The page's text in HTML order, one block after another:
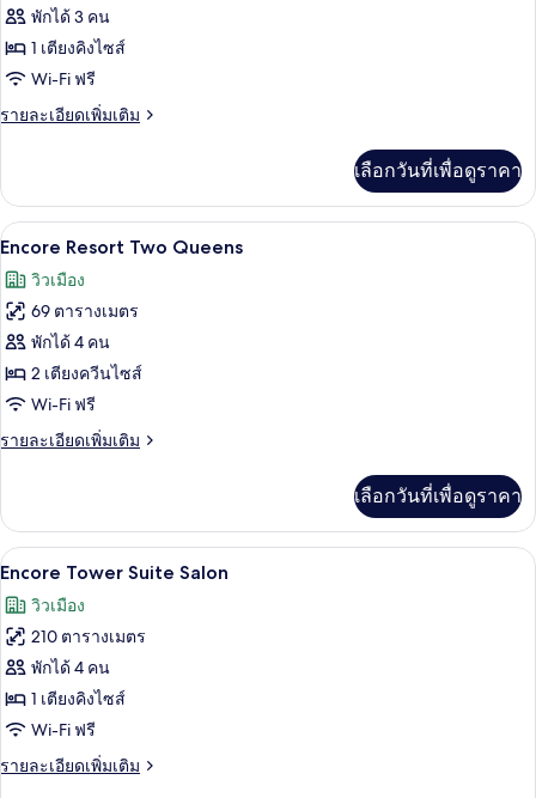
ของ
Encore
Panoramic
King
พักได้ 3 คน
1 เตียงคิงไซส์
Wi-Fi ฟรี
รายละเอียดเพิ่มเติม
ราย
เกี่ยว
กับ
Encore
View
King
เลือกวันที่เพื่อดูราคา
เปิด
ภาพถ่าย
ทั้งหมด
ของ
Encore
Resort
Queens
เครื่องนอนระดับพรีเมียม, เตียงพร้อม
5
Encore Resort Two Queens
วิวเมือง
69 ตารางเมตร
พักได้ 4 คน
2 เตียงควีนไซส์
Wi-Fi ฟรี
รายละเอียดเพิ่มเติม
ราย
เกี่ยว
กับ
Encore
Two
Queens
เลือกวันที่เพื่อดูราคา
เปิด
ภาพถ่าย
ทั้งหมด
ของ
Encore
Tower
Salon
เครื่องนอนระดับพรีเมียม, เตียงพร้อม
4
Encore Tower Suite Salon
วิวเมือง
210 ตารางเมตร
พักได้ 4 คน
1 เตียงคิงไซส์
Wi-Fi ฟรี
รายละเอียดเพิ่มเติม
ราย